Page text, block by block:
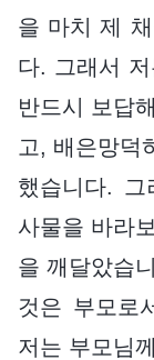
을 마치 제
다. 그래서
반드시 보답
고, 배은망덕
했습니다.
사물을 바라
을 깨달았습
것은 부모로
저는 부모님